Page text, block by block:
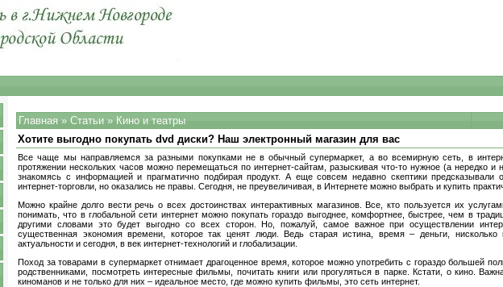
Главная »Статьи » Кино и театры
Хотите выгодно покупать dvd диски? Наш электронный магазин для вас
Все чаще мы направляемся за разными покупками не в обычный супермаркет, а во всемирную сеть, в
протяжении нескольких часов можно перемещаться по интернет-сайтам, разыскивая что-то нужное (а нередко и
знакомясь с информацией и прагматично подбирая продукт. А еще совсем недавно скептики предсказывали
интернет-торговли, но оказались не правы. Сегодня, не преувеличивая, в Интернете можно выбрать и купить
Можно крайне долго вести речь о всех достоинствах интерактивных магазинов. Все, кто пользуется их
понимать, что в глобальной сети интернет можно покупать гораздо выгоднее, комфортнее, быстрее, чем в
другими словами это будет выгодно со всех сторон. Но, пожалуй, самое важное при осуществлении
существенная экономия времени, которое так ценят люди. Ведь старая истина, время – деньги, нисколько
актуальности и сегодня, в век интернет-технологий и глобализации.
Поход за товарами в супермаркет отнимает драгоценное время, которое можно употребить с гораздо большей
родственниками, посмотреть интересные фильмы, почитать книги или прогуляться в парке. Кстати, о кино.
киноманов и не только для них – идеальное место, где можно купить фильмы, это сеть интернет.